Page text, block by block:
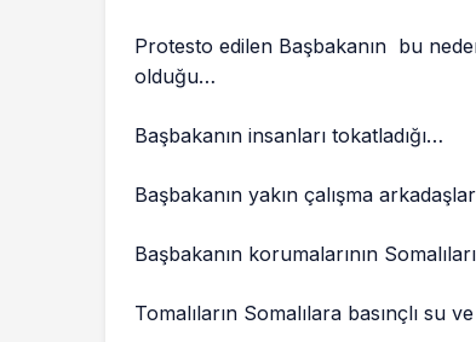
Protesto edilen Başbakanın bu
olduğu…
Başbakanın insanları tokatladığı…
Başbakanın yakın çalışma
Başbakanın korumalarının
Tomalıların Somalılara basınçlı su